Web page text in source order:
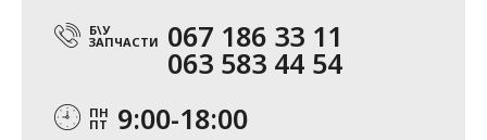
Б\У
ЗАПЧАСТИ 067 186 33 11
063 583 44 54
ПН
ПТ 9:00-18:00